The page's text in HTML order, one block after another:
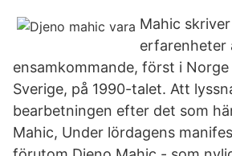
Mahic
erfarenheter
ensamkommande, först i Norge
Sverige, på 1990-talet. Att
bearbetningen efter det som
Mahic, Under lördagens